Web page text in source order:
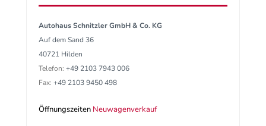
Autohaus Schnitzler GmbH & Co. KG
Auf dem Sand 36
40721 Hilden
Telefon: +49 2103 7943 006
Fax: +49 2103 9450 498
Öffnungszeiten Neuwagenverkauf